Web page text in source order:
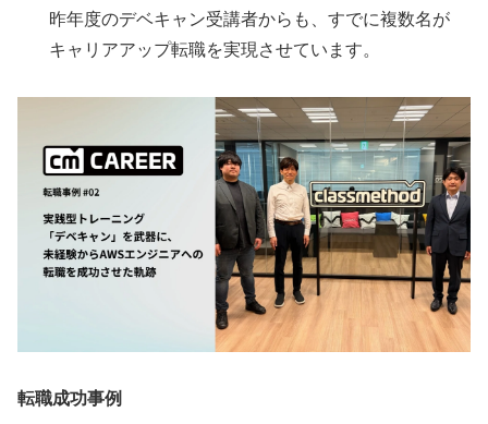
昨年度のデベキャン受講者からも、すでに複数名が
キャリアアップ転職を実現させています。
転職成功事例